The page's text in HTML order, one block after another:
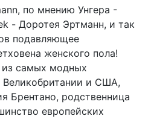
по мнению Унгера -
- Доротея Эртманн, и так
подавляющее
женского пола!
из самых модных
Великобритании и США,
Брентано, родственница
европейских